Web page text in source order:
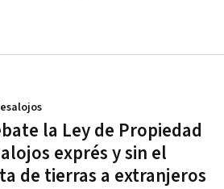
la Ley de Propiedad
exprés y sin el
de tierras a extranjeros